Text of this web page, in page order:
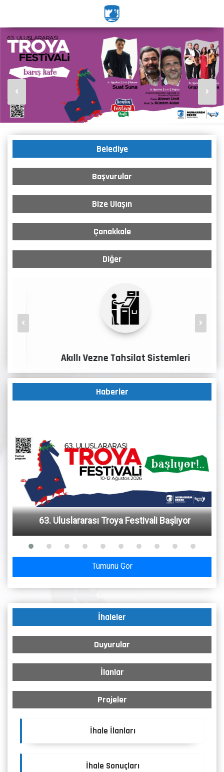
Belediye
Başvurular
Bize Ulaşın
Çanakkale
Diğer
Akıllı Vezne Tahsilat Sistemleri
Haberler
63. Uluslararası Troya Festivali Başlıyor
Tümünü Gör
İhaleler
Duyurular
İlanlar
Projeler
İhale İlanları
İhale Sonuçları